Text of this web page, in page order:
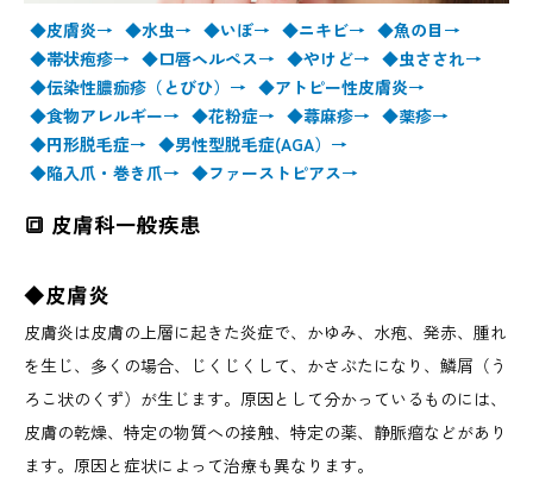
◆皮膚炎→ ◆水虫→ ◆いぼ→ ◆ニキビ→ ◆魚の目→
◆帯状疱疹→ ◆口唇ヘルペス→ ◆やけど→ ◆虫さされ→
◆伝染性膿痂疹（とびひ）→ ◆アトピー性皮膚炎→
◆食物アレルギー→ ◆花粉症→ ◆蕁麻疹→ ◆薬疹→
◆円形脱毛症→ ◆男性型脱毛症(AGA）→
◆陥入爪・巻き爪→ ◆ファーストピアス→
🔳 皮膚科一般疾患
◆皮膚炎
皮膚炎は皮膚の上層に起きた炎症で、かゆみ、水疱、発赤、腫れ
を生じ、多くの場合、じくじくして、かさぶたになり、鱗屑（う
ろこ状のくず）が生じます。原因として分かっているものには、
皮膚の乾燥、特定の物質への接触、特定の薬、静脈瘤などがあり
ます。原因と症状によって治療も異なります。